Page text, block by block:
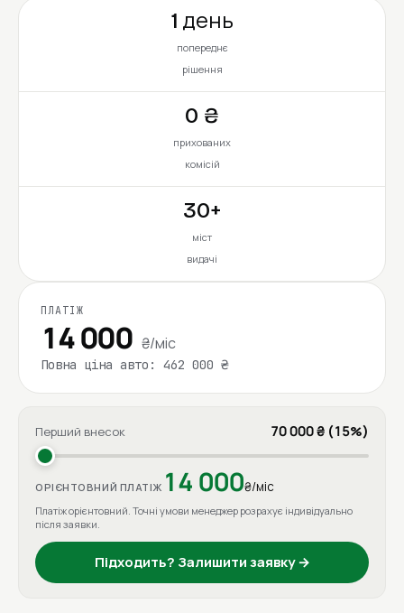
1 день
попереднє
рішення
0 ₴
прихованих
комісій
30+
міст
видачі
ПЛАТІЖ
14 000 ₴/міс
Повна ціна авто: 462 000 ₴
Перший внесок 70 000 ₴ (15%)
ОРІЄНТОВНИЙ ПЛАТІЖ 14 000₴/міс
Платіж орієнтовний. Точні умови менеджер розрахує індивідуально
після заявки.
Підходить? Залишити заявку →